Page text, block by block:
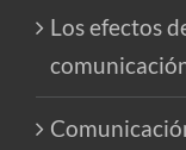
Los efectos